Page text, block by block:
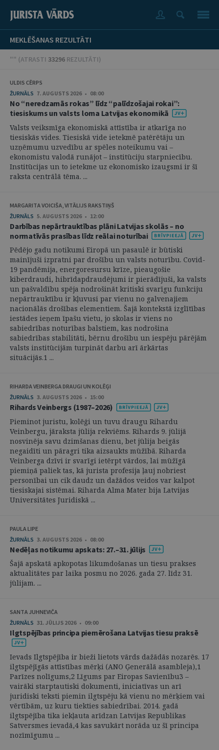
MEKLĒŠANAS REZULTĀTI
"" (ATRASTI 33296 REZULTĀTI)
ULDIS CĒRPS
ŽURNĀLS 7. AUGUSTS 2026 • 08:00
No “neredzamās rokas” līdz “palīdzošajai rokai”:
tiesiskums un valsts loma Latvijas ekonomikā
Valsts veiksmīga ekonomiskā attīstība ir atkarīga no
tiesiskās vides. Tiesiskā vide ietekmē patērētāju un
uzņēmumu uzvedību ar spēles noteikumu vai –
ekonomistu valodā runājot – institūciju starpniecību.
Institūcijas un to ietekme uz ekonomisko izaugsmi ir šī
raksta centrālā tēma. ...
MARGARITA VOICIŠA, VITĀLIJS RAKSTIŅŠ
ŽURNĀLS 5. AUGUSTS 2026 • 12:00
Darbības nepārtrauktības plāni Latvijas skolās – no
normatīvās prasības līdz reālai noturībai
Pēdējo gadu notikumi Eiropā un pasaulē ir būtiski
mainījuši izpratni par drošību un valsts noturību. Covid-
19 pandēmija, energoresursu krīze, pieaugošie
kiberdraudi, hibrīdapdraudējumi ir pierādījuši, ka valsts
un pašvaldību spēja nodrošināt kritiski svarīgu funkciju
nepārtrauktību ir kļuvusi par vienu no galvenajiem
nacionālās drošības elementiem. Šajā kontekstā izglītības
iestādes ieņem īpašu vietu, jo skolas ir viens no
sabiedrības noturības balstiem, kas nodrošina
sabiedrības stabilitāti, bērnu drošību un iespēju pārējām
valsts institūcijām turpināt darbu arī ārkārtas
situācijās.1 ...
RIHARDA VEINBERGA DRAUGI UN KOLĒĢI
ŽURNĀLS 3. AUGUSTS 2026 • 15:00
Rihards Veinbergs (1987–2026)
Pieminot juristu, kolēģi un tuvu draugu Rihardu
Veinbergu, jāraksta jūlija rekviēms. Rihards 9. jūlijā
nosvinēja savu dzimšanas dienu, bet jūlija beigās
negaidīti un pāragri tika aizsaukts mūžībā. Riharda
Veinberga dzīvi ir svarīgi ietērpt vārdos, lai mūžīgā
piemiņā paliek tas, kā jurista profesija ļauj nobriest
personībai un cik daudz un dažādos veidos var kalpot
tiesiskajai sistēmai. Riharda Alma Mater bija Latvijas
Universitātes Juridiskā ...
PAULA LIPE
ŽURNĀLS 3. AUGUSTS 2026 • 08:00
Nedēļas notikumu apskats: 27.–31. jūlijs
Šajā apskatā apkopotas likumdošanas un tiesu prakses
aktualitātes par laika posmu no 2026. gada 27. līdz 31.
jūlijam. ...
SANTA JUHNEVIČA
ŽURNĀLS 31. JŪLIJS 2026 • 09:00
Ilgtspējības principa piemērošana Latvijas tiesu praksē
Ievads Ilgtspējība ir bieži lietots vārds dažādās nozarēs. 17
ilgtspējīgās attīstības mērķi (ANO Ģenerālā asambleja),1
Parīzes nolīgums,2 Līgums par Eiropas Savienību3 –
vairāki starptautiski dokumenti, iniciatīvas un arī
juridiski teksti piemin ilgtspēju kā vienu no mērķiem vai
vērtībām, uz kuru tiekties sabiedrībai. 2014. gadā
ilgtspējība tika iekļauta arīdzan Latvijas Republikas
Satversmes ievadā,4 kas savukārt norāda uz šī principa
nozīmīgumu ...